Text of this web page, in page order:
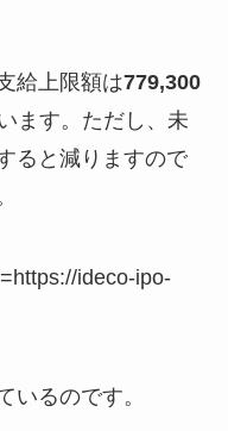
給上限額は779,300
ます。ただし、未
ると減りますので
ideco-ipo-
いるのです。